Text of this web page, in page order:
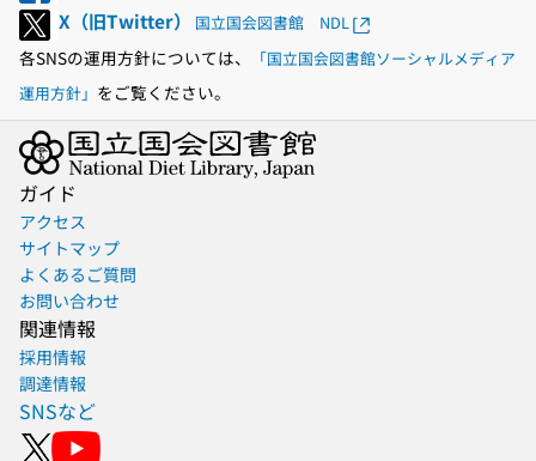
X（旧Twitter） 国立国会図書館 NDL
各SNSの運用方針については、
「国立国会図書館ソーシャルメディア
運用方針」 をご覧ください。
ガイド
アクセス
サイトマップ
よくあるご質問
お問い合わせ
関連情報
採用情報
調達情報
SNSなど